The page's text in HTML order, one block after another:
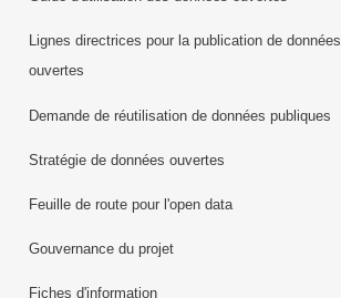
Lignes directrices pour la publication de données
ouvertes
Demande de réutilisation de données publiques
Stratégie de données ouvertes
Feuille de route pour l'open data
Gouvernance du projet
Fiches d'information